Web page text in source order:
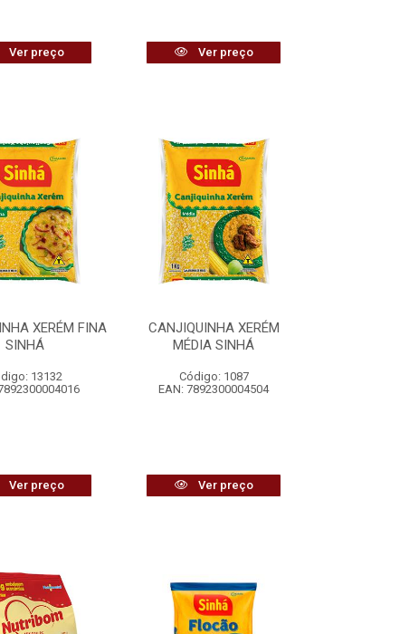
Ver preço Ver preço
XERÉM FINA
SINHÁ
13132
Ver preço
CANJIQUINHA XERÉM
MÉDIA SINHÁ
Código: 1087
EAN: 7892300004504
Ver preço